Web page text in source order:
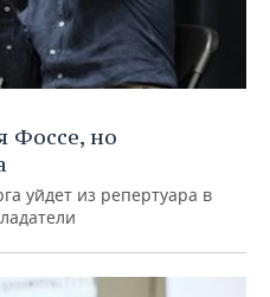
Фоссе, но
уйдет из репертуара в